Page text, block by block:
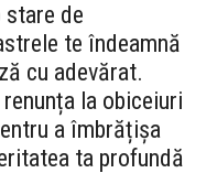
de
te îndeamnă
cu adevărat.
la obiceiuri
a îmbrățișa
ta profundă